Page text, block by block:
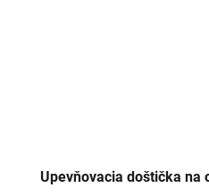
Upevňovacia doštička na